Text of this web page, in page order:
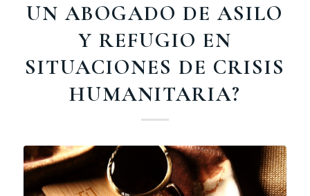
UN ABOGADO DE ASILO
Y REFUGIO EN
SITUACIONES DE CRISIS
HUMANITARIA?